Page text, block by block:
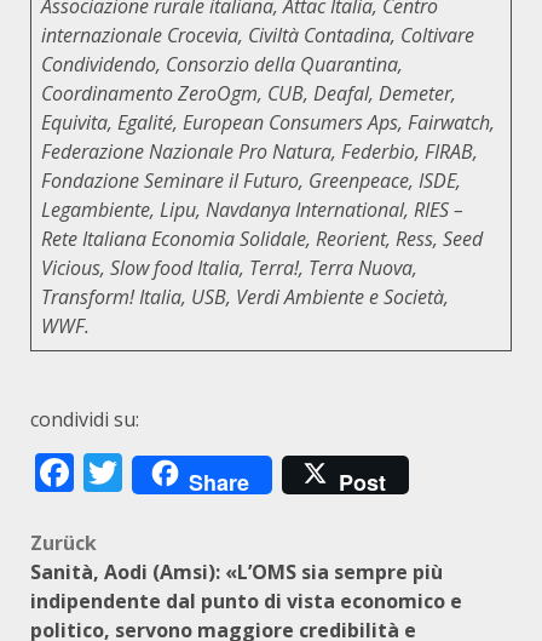
Associazione rurale italiana, Attac Italia, Centro
internazionale Crocevia, Civiltà Contadina, Coltivare
Condividendo, Consorzio della Quarantina,
Coordinamento ZeroOgm, CUB, Deafal, Demeter,
Equivita, Egalité, European Consumers Aps, Fairwatch,
Federazione Nazionale Pro Natura, Federbio, FIRAB,
Fondazione Seminare il Futuro, Greenpeace, ISDE,
Legambiente, Lipu, Navdanya International, RIES –
Rete Italiana Economia Solidale, Reorient, Ress, Seed
Vicious, Slow food Italia, Terra!, Terra Nuova,
Transform! Italia, USB, Verdi Ambiente e Società,
WWF.
condividi su:
Facebook
Twitter
Share Post
Beitragsnavigation
Zurück
Sanità, Aodi (Amsi): «L’OMS sia sempre più
indipendente dal punto di vista economico e
politico, servono maggiore credibilità e